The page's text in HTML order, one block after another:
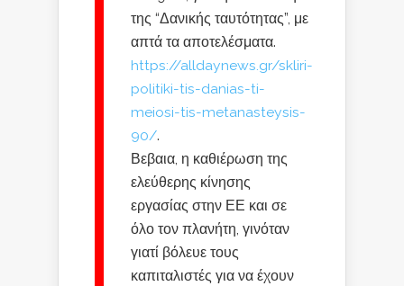
της “Δανικής ταυτότητας”, με
απτά τα αποτελέσματα.
https://alldaynews.gr/skliri-
politiki-tis-danias-ti-
meiosi-tis-metanasteysis-
90/.
Βεβαια, η καθιέρωση της
ελεύθερης κίνησης
εργασίας στην ΕΕ και σε
όλο τον πλανήτη, γινόταν
γιατί βόλευε τους
καπιταλιστές για να έχουν